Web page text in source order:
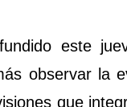
este
observar la
que